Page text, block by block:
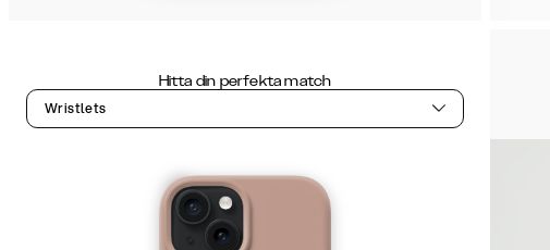
Hitta din perfekta match
Wristlets